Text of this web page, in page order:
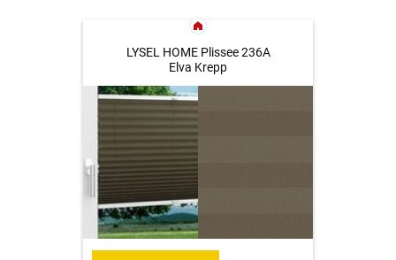
LYSEL HOME Plissee 236A
Elva Krepp